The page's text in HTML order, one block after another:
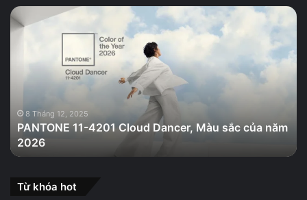
PANTONE
11-
Màu
của
năm
2026
8 Tháng 12, 2025
PANTONE 11-4201 Cloud Dancer, Màu sắc của năm
2026
Từ khóa hot